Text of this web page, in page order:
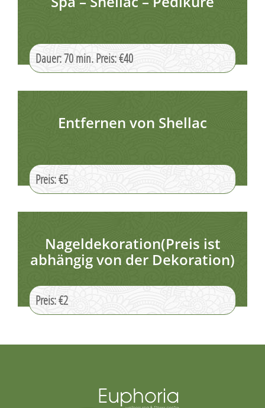
Dauer: 70 min. Preis: €40
Entfernen von Shellac
Preis: €5
Nageldekoration(Preis ist
abhängig von der Dekoration)
Preis: €2